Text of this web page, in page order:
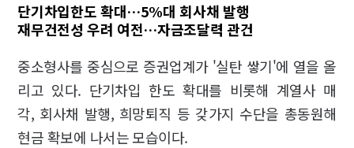
단기차입한도 확대…5%대 회사채 발행
재무건전성 우려 여전…자금조달력 관건
중소형사를 중심으로 증권업계가 '실탄 쌓기'에 열을 올
리고 있다. 단기차입 한도 확대를 비롯해 계열사 매
각, 회사채 발행, 희망퇴직 등 갖가지 수단을 총동원해
현금 확보에 나서는 모습이다.